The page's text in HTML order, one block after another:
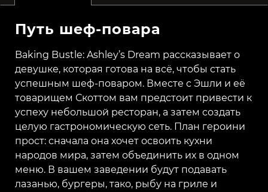
Путь шеф-повара
Baking Bustle: Ashley’s Dream рассказывает о
девушке, которая готова на всё, чтобы стать
успешным шеф-поваром. Вместе с Эшли и её
товарищем Скоттом вам предстоит привести к
успеху небольшой ресторан, а затем создать
целую гастрономическую сеть. План героини
прост: сначала она хочет освоить кухни
народов мира, затем объединить их в одном
меню. В вашем заведении будут подавать
лазанью, бургеры, тако, рыбу на гриле и